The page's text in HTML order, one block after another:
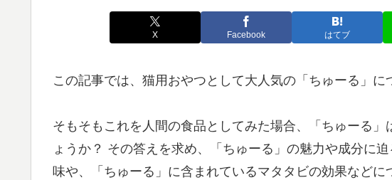
X Facebook はてブ
この記事では、猫用おやつとして大人気の「ちゅーる」に
そもそもこれを人間の食品としてみた場合、「ちゅーる
ょうか？ その答えを求め、「ちゅーる」の魅力や成分に
味や、「ちゅーる」に含まれているマタタビの効果などに